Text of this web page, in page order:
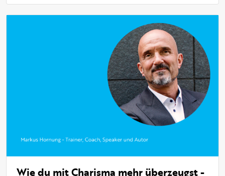
Wie du mit Charisma mehr überzeugst -